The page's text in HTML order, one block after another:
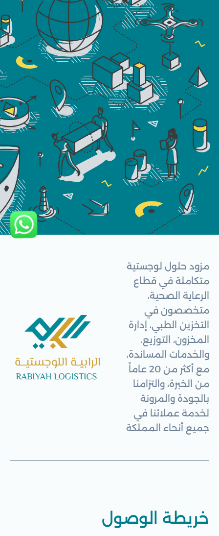
مزود حلول لوجستية
متكاملة في قطاع
الرعاية الصحية،
متخصصون في
التخزين الطبي، إدارة
المخزون، التوزيع،
والخدمات المساندة،
مع أكثر من 20 عاماً
من الخبرة، والتزامنا
بالجودة والمرونة
لخدمة عملائنا في
جميع أنحاء المملكة
خريطة الوصول